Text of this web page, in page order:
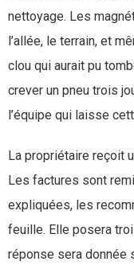
nettoyage. Les
l’allée, le terrain, et
clou qui aurait pu
crever un pneu trois
l’équipe qui laisse
La propriétaire reçoit
Les factures sont
expliquées, les
feuille. Elle posera
réponse sera donnée